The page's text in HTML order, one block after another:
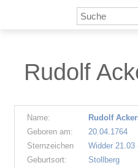
Rudolf
Name:
Rudolf
Geboren am:
20.04.1764
Sternzeichen
Widder 21.03
Geburtsort:
Stollberg